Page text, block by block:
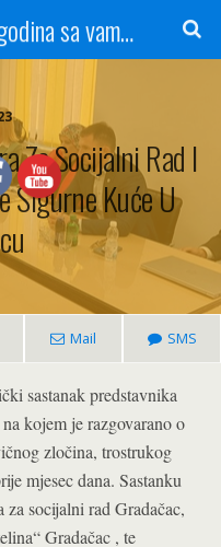
Radio Gradačac - 56 godina sa vama...
Za Socijalni Rad I
Sigurne Kuće U
Mail SMS
sastanak predstavnika
kojem je razgovarano o
zločina, trostrukog
mjesec dana. Sastanku
socijalni rad Gradačac,
Gradačac , te